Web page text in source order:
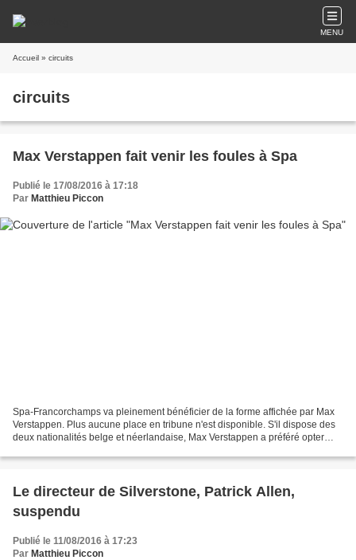
MENU
Accueil » circuits
circuits
Max Verstappen fait venir les foules à Spa
Publié le 17/08/2016 à 17:18
Par Matthieu Piccon
Spa-Francorchamps va pleinement bénéficier de la forme affichée par Max
Verstappen. Plus aucune place en tribune n'est disponible. S'il dispose des
deux nationalités belge et néerlandaise, Max Verstappen a préféré opter
Le directeur de Silverstone, Patrick Allen,
suspendu
Publié le 11/08/2016 à 17:23
Par Matthieu Piccon